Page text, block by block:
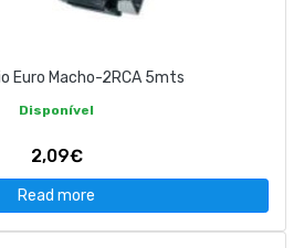
Euro Macho-2RCA 5mts
Disponível
2,09€
Read more